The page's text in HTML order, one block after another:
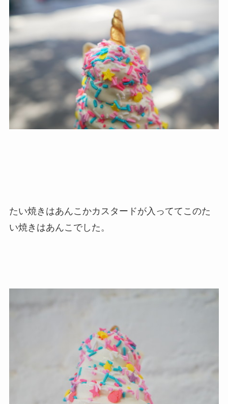
たい焼きはあんこかカスタードが入っててこのた
い焼きはあんこでした。